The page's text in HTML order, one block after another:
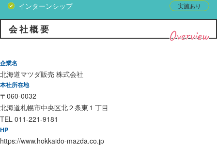
インターンシップ
Overview
会社概要
企業名
北海道マツダ販売 株式会社
本社所在地
〒060-0032
北海道札幌市中央区北２条東１丁目
TEL 011-221-9181
HP
https://www.hokkaido-mazda.co.jp